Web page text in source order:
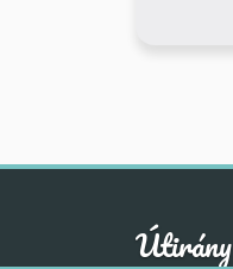
Útirány